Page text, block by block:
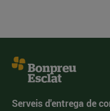
Serveis d'entrega de